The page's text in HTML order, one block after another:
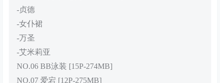
-贞德
-女仆裙
-万圣
-艾米莉亚
NO.06 BB泳装 [15P-274MB]
NO.07 爱宕 [12P-275MB]